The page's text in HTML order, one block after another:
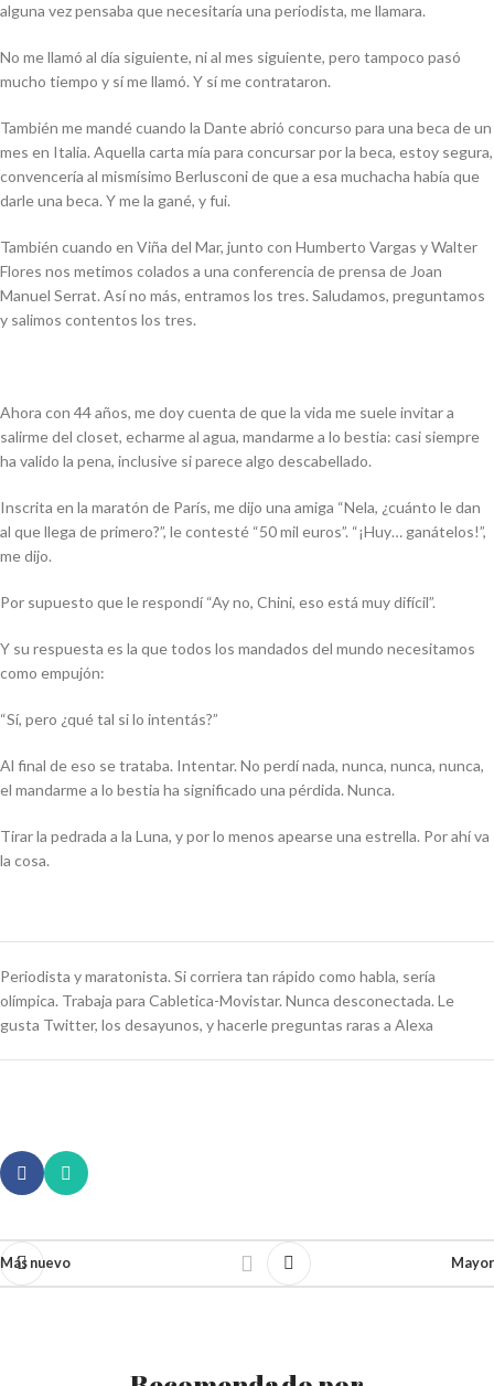
alguna vez pensaba que necesitaría una periodista, me llamara.
No me llamó al día siguiente, ni al mes siguiente, pero tampoco pasó
mucho tiempo y sí me llamó. Y sí me contrataron.
También me mandé cuando la Dante abrió concurso para una beca de un
mes en Italia. Aquella carta mía para concursar por la beca, estoy segura,
convencería al mismísimo Berlusconi de que a esa muchacha había que
darle una beca. Y me la gané, y fui.
También cuando en Viña del Mar, junto con Humberto Vargas y Walter
Flores nos metimos colados a una conferencia de prensa de Joan
Manuel Serrat. Así no más, entramos los tres. Saludamos, preguntamos
y salimos contentos los tres.
Ahora con 44 años, me doy cuenta de que la vida me suele invitar a
salirme del closet, echarme al agua, mandarme a lo bestia: casi siempre
ha valido la pena, inclusive si parece algo descabellado.
Inscrita en la maratón de París, me dijo una amiga “Nela, ¿cuánto le dan
al que llega de primero?”, le contesté “50 mil euros”. “¡Huy… ganátelos!”,
me dijo.
Por supuesto que le respondí “Ay no, Chini, eso está muy difícil”.
Y su respuesta es la que todos los mandados del mundo necesitamos
como empujón:
“Sí, pero ¿qué tal si lo intentás?”
Al final de eso se trataba. Intentar. No perdí nada, nunca, nunca, nunca,
el mandarme a lo bestia ha significado una pérdida. Nunca.
Tirar la pedrada a la Luna, y por lo menos apearse una estrella. Por ahí va
la cosa.
Periodista y maratonista. Si corriera tan rápido como habla, sería
olímpica. Trabaja para Cabletica-Movistar. Nunca desconectada. Le
gusta Twitter, los desayunos, y hacerle preguntas raras a Alexa
Más nuevo Mayor